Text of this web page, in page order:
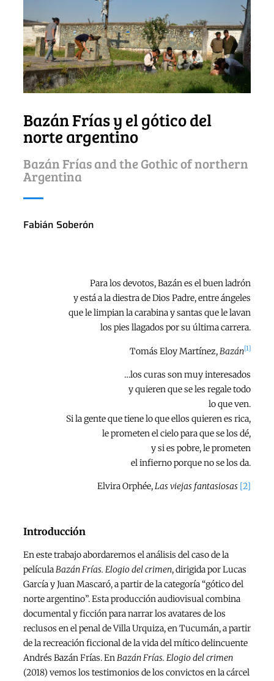
Bazán Frías y el gótico del
norte argentino
Bazán Frías and the Gothic of northern
Argentina
Fabián Soberón
Para los devotos, Bazán es el buen ladrón
y está a la diestra de Dios Padre, entre ángeles
que le limpian la carabina y santas que le lavan
los pies llagados por su última carrera.
Tomás Eloy Martínez,Bazán[1]
…los curas son muy interesados
y quieren que se les regale todo
lo que ven.
Si la gente que tiene lo que ellos quieren es rica,
le prometen el cielo para que se los dé,
y si es pobre, le prometen
el infierno porque no se los da.
Elvira Orphée,Las viejas fantasiosas [2]
Introducción
En este trabajo abordaremos el análisis del caso de la
películaBazán Frías. Elogio del crimen, dirigida por Lucas
García y Juan Mascaró, a partir de la categoría “gótico del
norte argentino”. Esta producción audiovisual combina
documental y ficción para narrar los avatares de los
reclusos en el penal de Villa Urquiza, en Tucumán, a partir
de la recreación ficcional de la vida del mítico delincuente
Andrés Bazán Frías. EnBazán Frías. Elogio del crimen
(2018) vemos los testimonios de los convictos en la cárcel